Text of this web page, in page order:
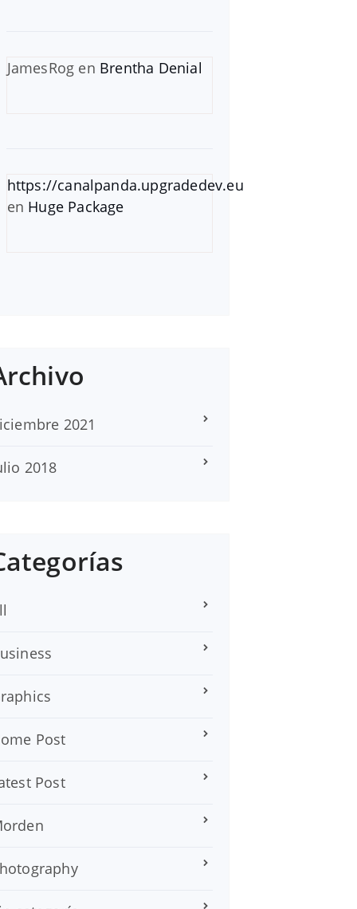
JamesRog en Brentha Denial
https://canalpanda.upgradedev.eu
en Huge Package
2021
2018
Post
Post